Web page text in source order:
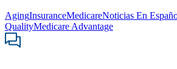
AgingInsuranceMedicareNoticias En
QualityMedicare Advantage